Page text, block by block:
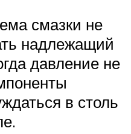
смазки не
надлежащий
давление не
в столь